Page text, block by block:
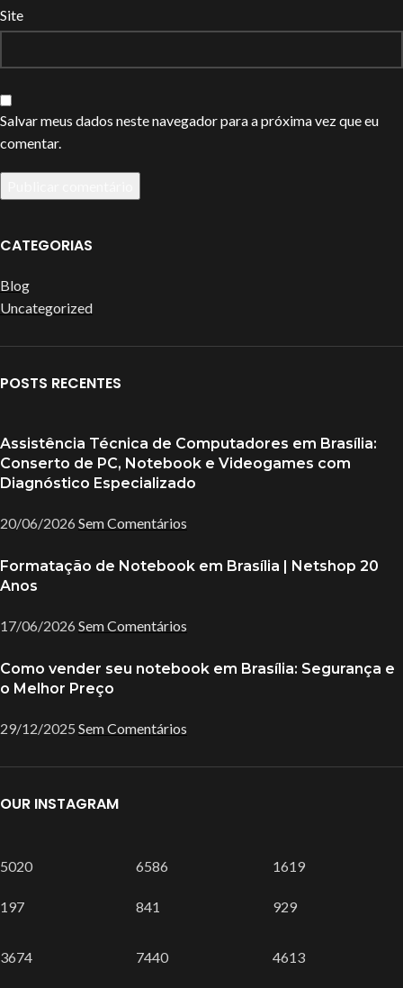
Site
Salvar meus dados neste navegador para a próxima vez que eu
comentar.
CATEGORIAS
Blog
Uncategorized
POSTS RECENTES
Assistência Técnica de Computadores em Brasília:
Conserto de PC, Notebook e Videogames com
Diagnóstico Especializado
20/06/2026 Sem Comentários
Formatação de Notebook em Brasília | Netshop 20
Anos
17/06/2026 Sem Comentários
Como vender seu notebook em Brasília: Segurança e
o Melhor Preço
29/12/2025 Sem Comentários
OUR INSTAGRAM
5020
197
6586
841
1619
929
3674 7440 4613